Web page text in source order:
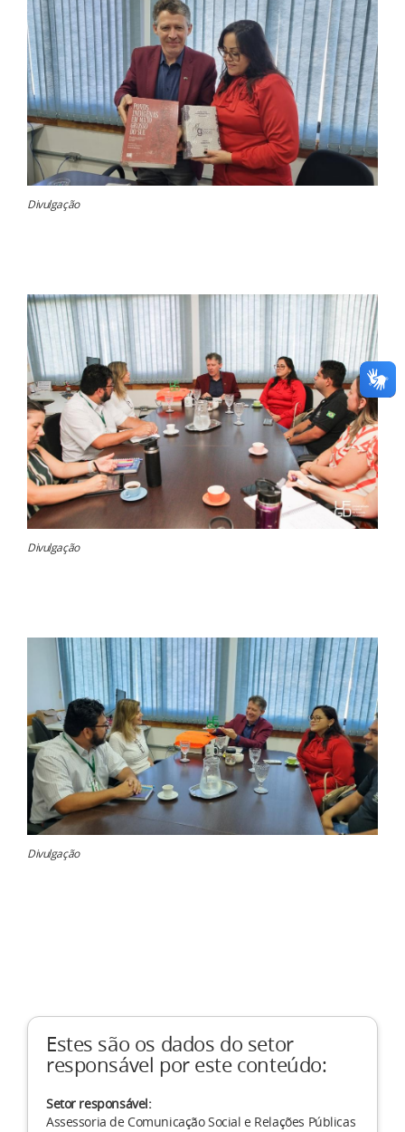
Divulgação
Divulgação
Divulgação
Estes são os dados do setor
responsável por este conteúdo:
Setor responsável:
Assessoria de Comunicação Social e Relações Públicas